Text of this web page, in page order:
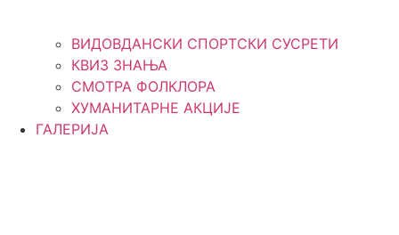
ВИДОВДАНСКИ СПОРТСКИ СУСРЕТИ
КВИЗ ЗНАЊА
СМОТРА ФОЛКЛОРА
ХУМАНИТАРНЕ АКЦИЈЕ
ГАЛЕРИЈА